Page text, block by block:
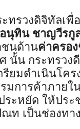
ทรวงดิจิทัลเพื่
อนุทิน ชาญวีรกู
ชนด้านค่าครอ
นั้น กระทรวง
รียมดำเนินโค
มการค้าภายใ
ะหยัด ให้ประ
ณท เป็นช่องท